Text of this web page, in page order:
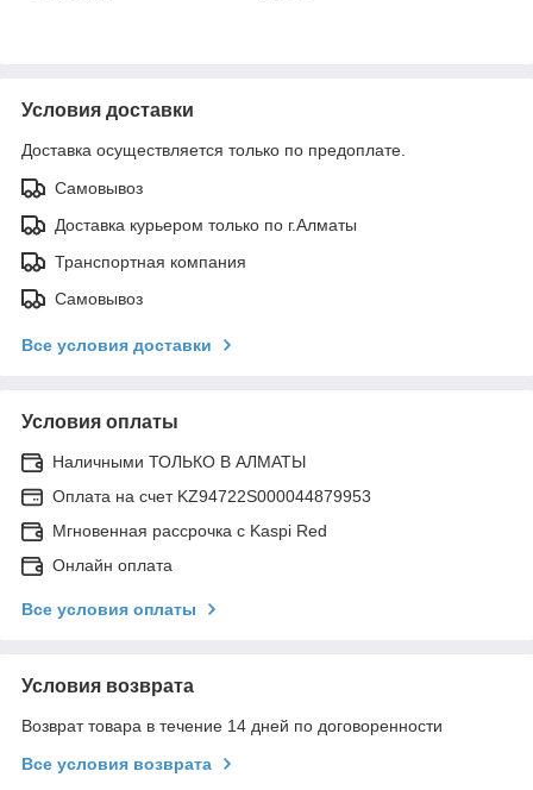
Условия доставки
Доставка осуществляется только по предоплате.
Самовывоз
Доставка курьером только по г.Алматы
Транспортная компания
Самовывоз
Все условия доставки
Условия оплаты
Наличными ТОЛЬКО В АЛМАТЫ
Оплата на счет KZ94722S000044879953
Мгновенная рассрочка с Kaspi Red
Онлайн оплата
Все условия оплаты
Условия возврата
Возврат товара в течение 14 дней по договоренности
Все условия возврата